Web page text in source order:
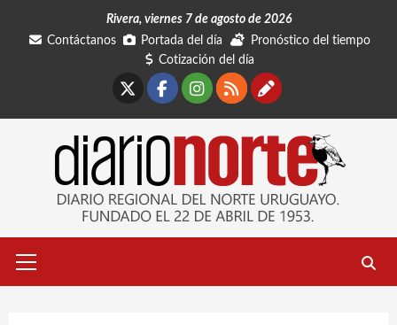
Rivera, viernes 7 de agosto de 2026
Contáctanos
Portada del día
Pronóstico del tiempo
Cotización del día
Facebook
Instagram
RSSContáctanos
primario